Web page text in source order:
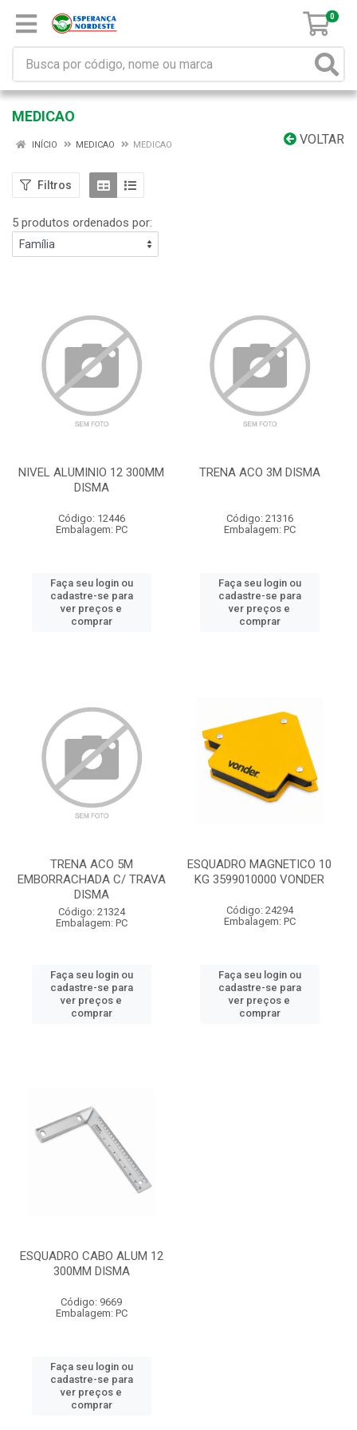
0
MEDICAO
VOLTAR
INÍCIO MEDICAO MEDICAO
Filtros
5 produtos ordenados por:
NIVEL ALUMINIO 12 300MM
DISMA
Código: 12446
Embalagem: PC
Faça seu login ou
cadastre-se para
ver preços e
comprar
TRENA ACO 3M DISMA
Código: 21316
Embalagem: PC
Faça seu login ou
cadastre-se para
ver preços e
comprar
TRENA ACO 5M
EMBORRACHADA C/ TRAVA
DISMA
Código: 21324
Embalagem: PC
Faça seu login ou
cadastre-se para
ver preços e
comprar
ESQUADRO MAGNETICO 10
KG 3599010000 VONDER
Código: 24294
Embalagem: PC
Faça seu login ou
cadastre-se para
ver preços e
comprar
ESQUADRO CABO ALUM 12
300MM DISMA
Código: 9669
Embalagem: PC
Faça seu login ou
cadastre-se para
ver preços e
comprar